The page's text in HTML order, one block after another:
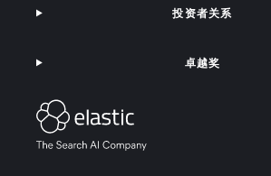
投资者关系
卓越奖